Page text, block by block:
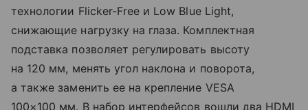
технологии Flicker-Free и Low Blue Light,
снижающие нагрузку на глаза. Комплектная
подставка позволяет регулировать высоту
на 120 мм, менять угол наклона и поворота,
а также заменить ее на крепление VESA
100×100 мм. В набор интерфейсов вошли два HDMI